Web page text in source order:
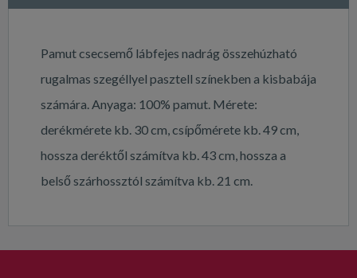
Pamut csecsemő lábfejes nadrág összehúzható
rugalmas szegéllyel pasztell színekben a kisbabája
számára. Anyaga: 100% pamut. Mérete:
derékmérete kb. 30 cm, csípőmérete kb. 49 cm,
hossza deréktől számítva kb. 43 cm, hossza a
belső szárhossztól számítva kb. 21 cm.